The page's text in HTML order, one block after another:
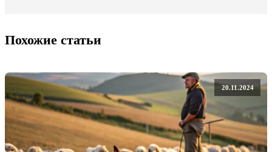
Похожие статьи
20.11.2024